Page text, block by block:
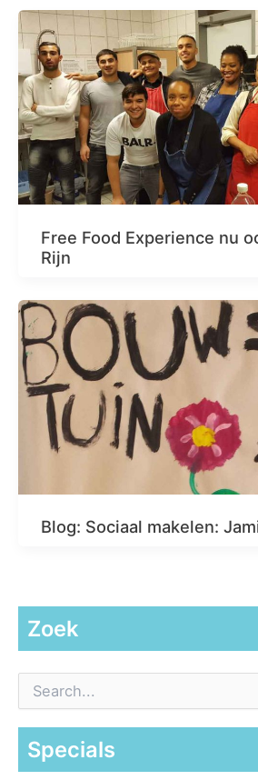
Free Food Experience nu
Rijn
Blog: Sociaal makelen:
Zoek
a
Specials